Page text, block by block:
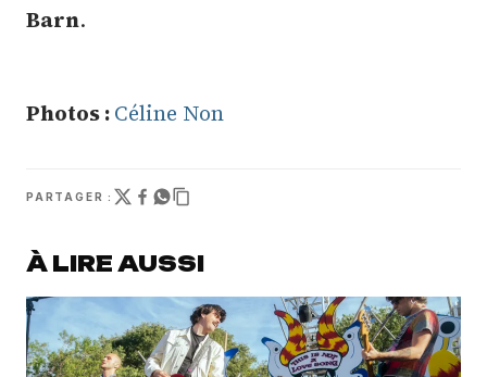
Barn.
Photos :Céline Non
PARTAGER :
À LIRE AUSSI